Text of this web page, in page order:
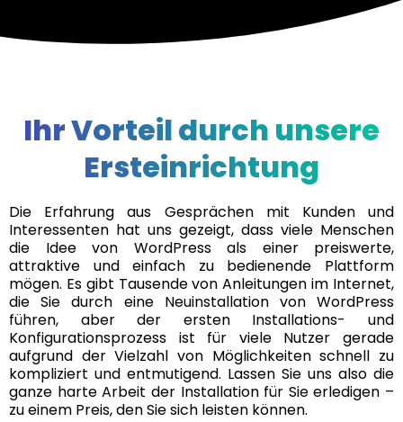
Ihr Vorteil durch unsere
Ersteinrichtung
Die Erfahrung aus Gesprächen mit Kunden und
Interessenten hat uns gezeigt, dass viele Menschen
die Idee von WordPress als einer preiswerte,
attraktive und einfach zu bedienende Plattform
mögen. Es gibt Tausende von Anleitungen im Internet,
die Sie durch eine Neuinstallation von WordPress
führen, aber der ersten Installations- und
Konfigurationsprozess ist für viele Nutzer gerade
aufgrund der Vielzahl von Möglichkeiten schnell zu
kompliziert und entmutigend. Lassen Sie uns also die
ganze harte Arbeit der Installation für Sie erledigen –
zu einem Preis, den Sie sich leisten können.